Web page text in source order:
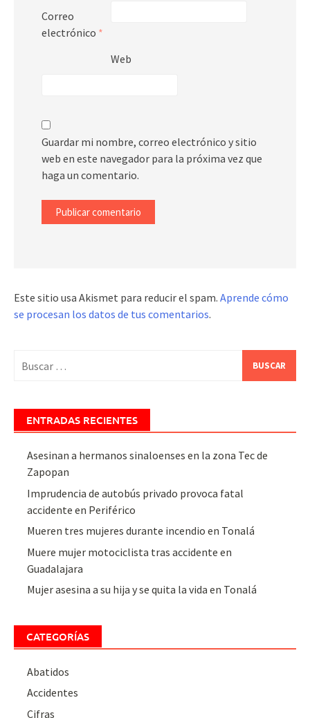
Correo
electrónico *
Web
Guardar mi nombre, correo electrónico y sitio
web en este navegador para la próxima vez que
haga un comentario.
Este sitio usa Akismet para reducir el spam. Aprende cómo
se procesan los datos de tus comentarios.
ENTRADAS RECIENTES
Asesinan a hermanos sinaloenses en la zona Tec de
Zapopan
Imprudencia de autobús privado provoca fatal
accidente en Periférico
Mueren tres mujeres durante incendio en Tonalá
Muere mujer motociclista tras accidente en
Guadalajara
Mujer asesina a su hija y se quita la vida en Tonalá
CATEGORÍAS
Abatidos
Accidentes
Cifras